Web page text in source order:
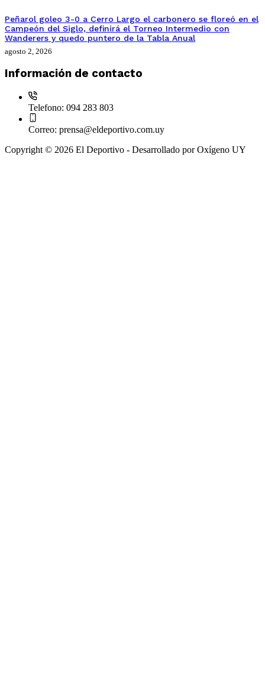
Peñarol goleo 3-0 a Cerro Largo el carbonero se floreó en el
Campeón del Siglo, definirá el Torneo Intermedio con
Wanderers y quedo puntero de la Tabla Anual
agosto 2, 2026
Información de contacto
Telefono: 094 283 803
Correo: prensa@eldeportivo.com.uy
Copyright © 2026 El Deportivo - Desarrollado por Oxígeno UY